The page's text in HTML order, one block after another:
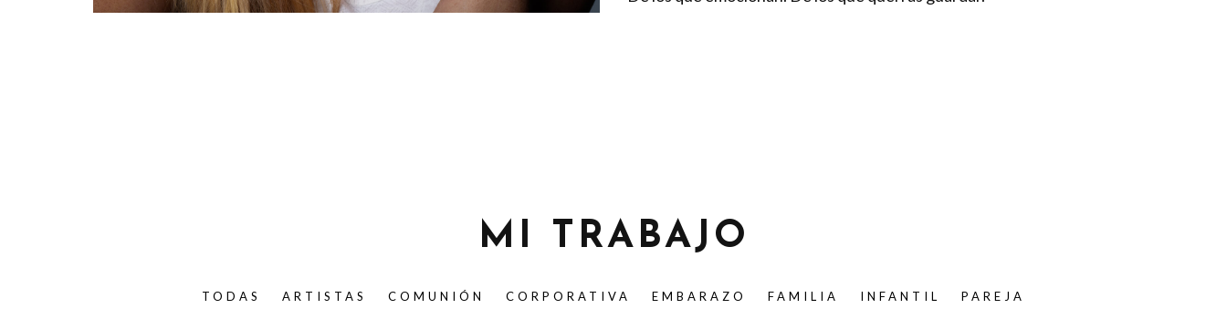
MI TRABAJO
TODAS ARTISTAS COMUNIÓN CORPORATIVA EMBARAZO FAMILIA INFANTIL PAREJA